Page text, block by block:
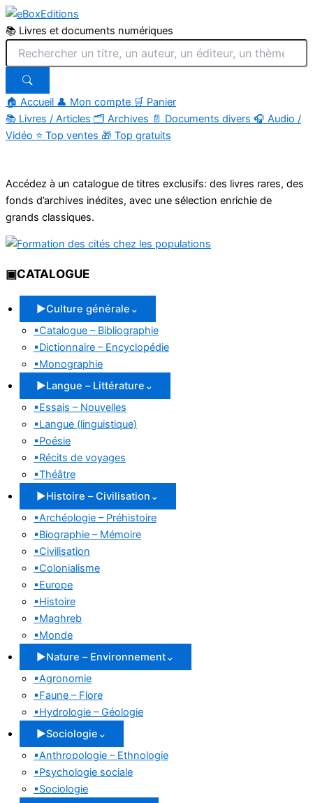
📚 Livres et documents numériques
🏠 Accueil 👤 Mon compte 🛒 Panier
📚 Livres / Articles 🗂 Archives 📄 Documents divers 🎧 Audio /
Vidéo ⭐ Top ventes 🎁 Top gratuits
contenu
Accédez à un catalogue de titres exclusifs: des livres rares, des
fonds d’archives inédites, avec une sélection enrichie de
grands classiques.
▣CATALOGUE
▶Culture générale ⌄
▪Catalogue – Bibliographie
▪Dictionnaire – Encyclopédie
▪Monographie
▶Langue – Littérature ⌄
▪Essais – Nouvelles
▪Langue (linguistique)
▪Poésie
▪Récits de voyages
▪Théâtre
▶Histoire – Civilisation ⌄
▪Archéologie – Préhistoire
▪Biographie – Mémoire
▪Civilisation
▪Colonialisme
▪Europe
▪Histoire
▪Maghreb
▪Monde
▶Nature – Environnement⌄
▪Agronomie
▪Faune – Flore
▪Hydrologie – Géologie
▶Sociologie ⌄
▪Anthropologie – Ethnologie
▪Psychologie sociale
▪Sociologie